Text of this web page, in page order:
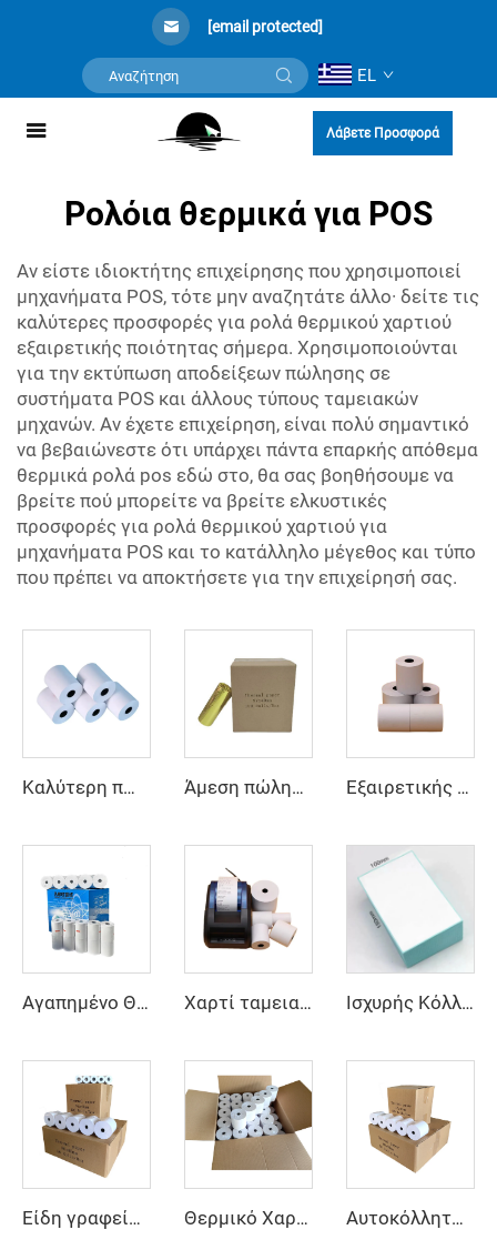
[email protected]
EL
Λάβετε Προσφορά
Ρολόια θερμικά για POS
Αν είστε ιδιοκτήτης επιχείρησης που χρησιμοποιεί
μηχανήματα POS, τότε μην αναζητάτε άλλο· δείτε τις
καλύτερες προσφορές για ρολά θερμικού χαρτιού
εξαιρετικής ποιότητας σήμερα. Χρησιμοποιούνται
για την εκτύπωση αποδείξεων πώλησης σε
συστήματα POS και άλλους τύπους ταμειακών
μηχανών. Αν έχετε επιχείρηση, είναι πολύ σημαντικό
να βεβαιώνεστε ότι υπάρχει πάντα επαρκής απόθεμα
θερμικά ρολά pos εδώ στο, θα σας βοηθήσουμε να
βρείτε πού μπορείτε να βρείτε ελκυστικές
προσφορές για ρολά θερμικού χαρτιού για
μηχανήματα POS και το κατάλληλο μέγεθος και τύπο
που πρέπει να αποκτήσετε για την επιχείρησή σας.
Καλύτερη πώληση, υψηλής ποιότητας, προσαρμοσμένη εκτύπωση από εργοστάσιο, ξεκάθαρο θερμικό χαρτί 80*40mm, κατάλληλο για διάφορους τομείς Άμεση πώληση από εργοστάσιο, κύλινδρος θερμικού χαρτιού, χαρτί ταμειακής μηχανής 80mm 57mm για POS, ATM, τράπεζα Εξαιρετικής Ποιότητας Χονδρικής Ταινία Θερμικού Χαρτιού Μηχανής Καταγραφής για Μηχάνημα POS ATM Τράπεζας 80*50mm
Αγαπημένο Θερμικό Χαρτί για τους Φίλους στην Αφρική, 80*80 57*40, με Φθηνή Τιμή και Καλύτερη Ποιότητα, Άμεση Πώληση Από Κατασκευαστή Χαρτί ταμειακής μηχανής για σούπερ μάρκετ, εστιατόριο, θερμικό χαρτί 57*40, χαρτί ταμειακής μηχανής υψηλής ποιότητας Ισχυρής Κόλλησης Ετικέτα Barcode Ταχυμεταφοράς Ανεμιστήρα Διπλώσεως Θερμικές Ετικέτες 100*80 Εκτυπωτής Ετικετών Αποστολής 100*80 Αυτοκόλλητο Διπλωτό Θερμικό Χαρτί
Είδη γραφείου, θερμικό χαρτί ταμειακής μηχανής, μεγάλοι ρολοί, γρήγορη παράδοση, προσαρμοσμένο λογότυπο, ρολό χαρτιού 57 mm, δωρεάν δείγμα, θερμικό χαρτί POS Θερμικό Χαρτί 57x40, Ρολά Θερμικού Χαρτιού για Ταμειακή Μηχανή στην Κένυα, για Υπεραγορά Εμπορικό Κέντρο, για Θερμικός Εκτυπωτής Αυτοκόλλητο χαρτί 57*40, χαρτί ταμειακής μηχανής, υψηλής ποιότητας, 80*80, επαγγελματικός κατασκευαστής, ρολό θερμικού χαρτιού Pos, γρήγορη παράδοση